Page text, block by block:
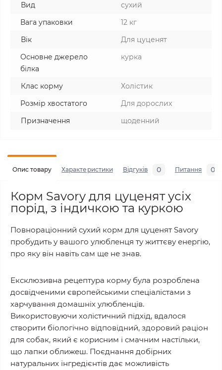
Вид
сухий
Вага упаковки
12 кг
Вік
Для цуценят
Основне джерело
білка
курка
Клас корму
Холістик
Розмір хвостатого
Для дорослих
Призначення
щоденний
Опис товару Характеристики Відгуків 0 Питання 0
Корм Savory для цуценят усіх
порід, з індичкою та куркою
Повнораціонний сухий корм для цуценят Savory
пробудить у вашого улюбленця ту життєву енергію,
про яку він навіть сам ще не знав.
Ексклюзивна рецептура корму була розроблена
досвідченими європейськими спеціалістами з
харчування домашніх улюбленців.
Використовуючи холістичний підхід, вдалося
створити біологічно відповідний, здоровий раціон
для собак, який є корисним і смачним настільки,
що лапки оближеш. Поєднання добірних
натуральних інгредієнтів дає можливість